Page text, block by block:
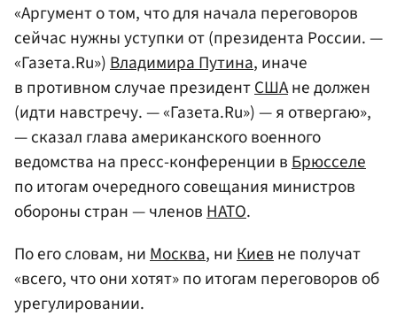
«Аргумент о том, что для начала переговоров
сейчас нужны уступки от (президента России. —
«Газета.Ru»)Владимира Путина, иначе
в противном случае президентСШАне должен
(идти навстречу. — «Газета.Ru») — я отвергаю»,
— сказал глава американского военного
ведомства на пресс-конференции вБрюсселе
по итогам очередного совещания министров
обороны стран — членовНАТО.
По его словам, ни Москва, ни Киев не получат
«всего, что они хотят» по итогам переговоров об
урегулировании.